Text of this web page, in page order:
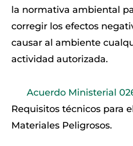
la normativa ambiental
corregir los efectos
causar al ambiente
actividad autorizada.
Acuerdo Ministerial
Requisitos técnicos para
Materiales Peligrosos.